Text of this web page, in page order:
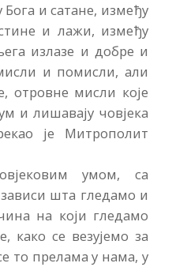
Бога и сатане, између
и лажи, између
излазе и добре и
и помисли, али
отровне мисли које
и лишавају човјека
је Митрополит
умом, са
шта гледамо и
на који гледамо
како се везујемо за
то прелама у нама, у